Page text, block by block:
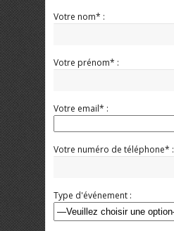
Votre nom* :
Votre prénom* :
Votre email* :
Votre numéro de téléphone* :
Type d'événement :